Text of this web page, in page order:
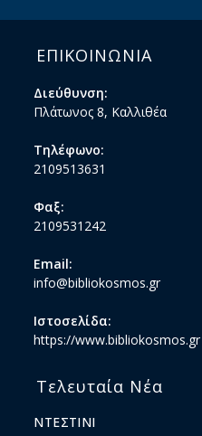
ΕΠΙΚΟΙΝΩΝΙΑ
Διεύθυνση:
Πλάτωνος 8, Καλλιθέα
Τηλέφωνο:
2109513631
Φαξ:
2109531242
Email:
info@bibliokosmos.gr
Ιστοσελίδα:
https://www.bibliokosmos.gr
Τελευταία Νέα
ΝΤΕΣΤΙΝΙ